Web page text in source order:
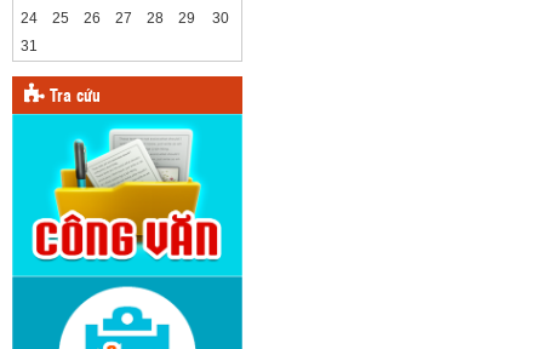
24
25 26 27 28 29
30
31
Tra cứu